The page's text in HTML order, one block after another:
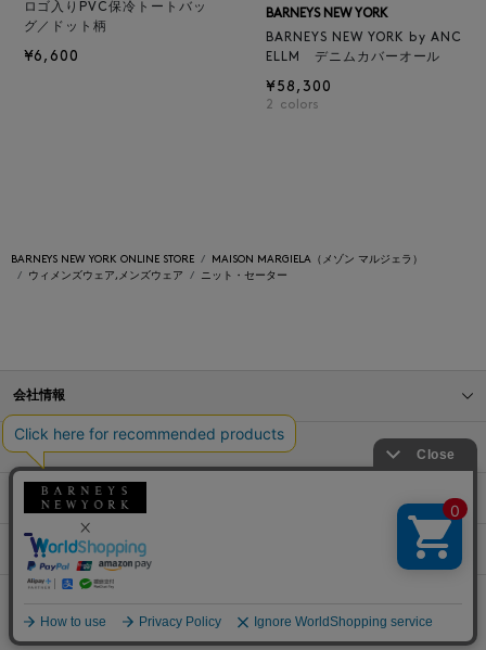
ロゴ入りPVC保冷トートバッ
グ／ドット柄
¥6,600
BARNEYS NEW YORK
BARNEYS NEW YORK by ANC
ELLM デニムカバーオール
¥58,300
2 colors
BARNEYS NEW YORK ONLINE STORE
MAISON MARGIELA（メゾン マルジェラ）
ウィメンズウェア,メンズウェア
ニット・セーター
会社情報
オンラインストアショッピングガイド
店舗情報
サービス